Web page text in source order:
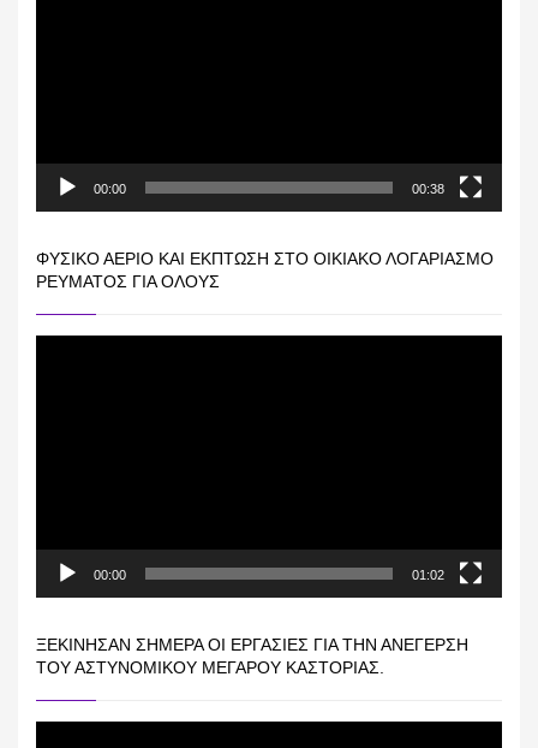
00:00 00:38
ΦΥΣΙΚΌ ΑΈΡΙΟ ΚΑΙ ΕΚΠΤΩΣΗ ΣΤΟ ΟΙΚΙΑΚΌ ΛΟΓΑΡΙΑΣΜΌ
ΡΕΎΜΑΤΟΣ ΓΙΑ ΟΛΟΥΣ
00:00 01:02
ΞΕΚΊΝΗΣΑΝ ΣΉΜΕΡΑ ΟΙ ΕΡΓΑΣΊΕΣ ΓΙΑ ΤΗΝ ΑΝΈΓΕΡΣΗ
ΤΟΥ ΑΣΤΥΝΟΜΙΚΟΎ ΜΕΓΆΡΟΥ ΚΑΣΤΟΡΙΆΣ.